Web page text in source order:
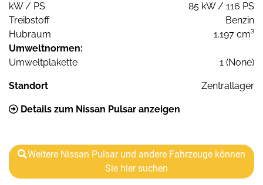
kW / PS
85 kW / 116 PS
Treibstoff
Benzin
Hubraum
1.197 cm³
Umweltnormen:
Umweltplakette
1 (None)
Standort Zentrallager
Details zum Nissan Pulsar anzeigen
Weitere Nissan Pulsar und andere Fahrzeuge können
Sie hier suchen